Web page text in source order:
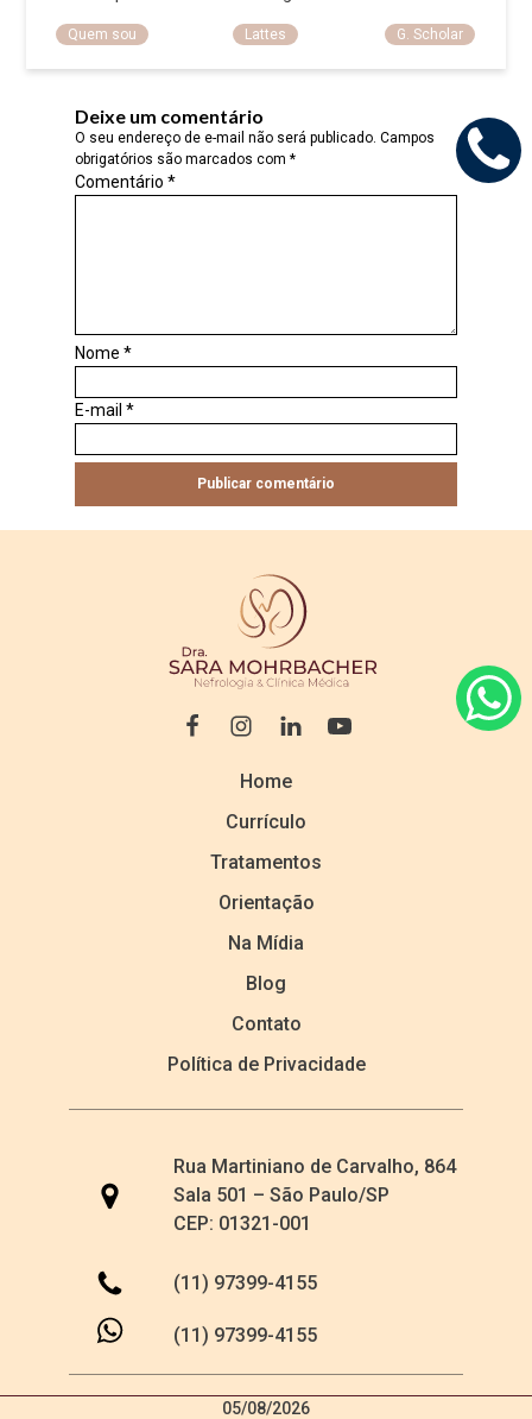
Quem sou Lattes G. Scholar
Deixe um comentário
O seu endereço de e-mail não será publicado. Campos
obrigatórios são marcados com *
Comentário *
Nome *
E-mail *
Home
Currículo
Tratamentos
Orientação
Na Mídia
Blog
Contato
Política de Privacidade
Rua Martiniano de Carvalho, 864
Sala 501 – São Paulo/SP
CEP: 01321-001
(11) 97399-4155
(11) 97399-4155
05/08/2026